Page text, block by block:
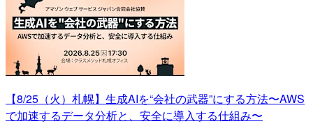
【8/25（火）札幌】生成AIを“会社の武器”にする方法〜AWS
で加速するデータ分析と、安全に導入する仕組み〜